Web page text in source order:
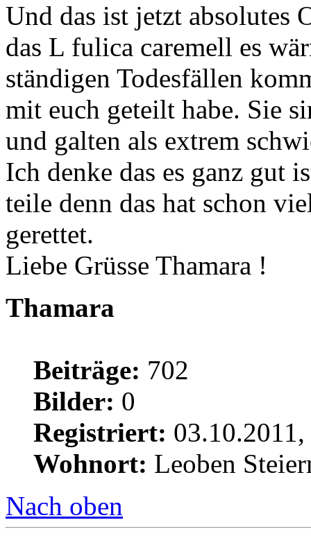
Und das ist jetzt absolutes
das L fulica caremell es
ständigen Todesfällen
mit euch geteilt habe. Sie
und galten als extrem
Ich denke das es ganz gut
teile denn das hat schon
gerettet.
Liebe Grüsse Thamara !
Thamara
Beiträge: 702
Bilder: 0
Registriert:
Wohnort: Leoben
Nach oben